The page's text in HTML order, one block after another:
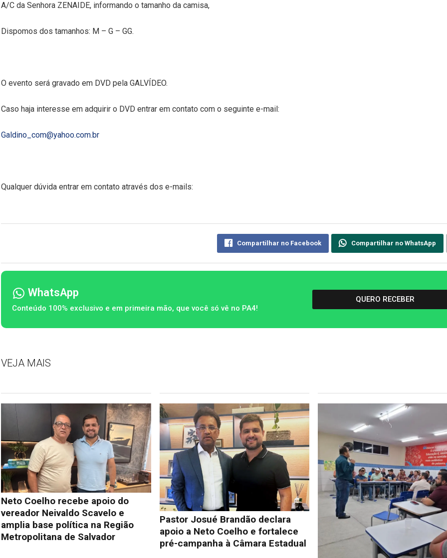
A/C da Senhora ZENAIDE, informando o tamanho da camisa,
Dispomos dos tamanhos: M – G – GG.
O evento será gravado em DVD pela GALVÍDEO.
Caso haja interesse em adquirir o DVD entrar em contato com o seguinte e-mail:
Galdino_com@yahoo.com.br
Qualquer dúvida entrar em contato através dos e-mails:
Compartilhar no Facebook Compartilhar no WhatsApp
WhatsApp
Conteúdo 100% exclusivo e em primeira mão, que você só vê no PA4!
QUERO RECEBER
VEJA MAIS
Neto Coelho recebe apoio do
vereador Neivaldo Scavelo e
amplia base política na Região
Metropolitana de Salvador
Pastor Josué Brandão declara
apoio a Neto Coelho e fortalece
pré-campanha à Câmara Estadual